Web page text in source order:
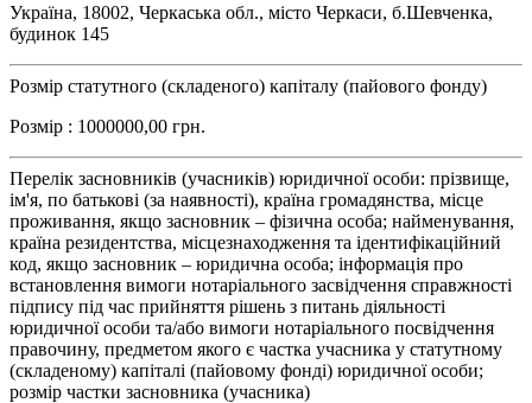
Україна, 18002, Черкаська обл., місто Черкаси, б.Шевченка,
будинок 145
Розмір статутного (складеного) капіталу (пайового фонду)
Розмір : 1000000,00 грн.
Перелік засновників (учасників) юридичної особи: прізвище,
ім'я, по батькові (за наявності), країна громадянства, місце
проживання, якщо засновник – фізична особа; найменування,
країна резидентства, місцезнаходження та ідентифікаційний
код, якщо засновник – юридична особа; інформація про
встановлення вимоги нотаріального засвідчення справжності
підпису під час прийняття рішень з питань діяльності
юридичної особи та/або вимоги нотаріального посвідчення
правочину, предметом якого є частка учасника у статутному
(складеному) капіталі (пайовому фонді) юридичної особи;
розмір частки засновника (учасника)